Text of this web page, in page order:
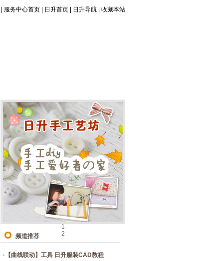
服务中心首页 日升首页 日升导航 收藏本站
1
2
频道推荐
· 【曲线联动】工具 日升服装CAD教程